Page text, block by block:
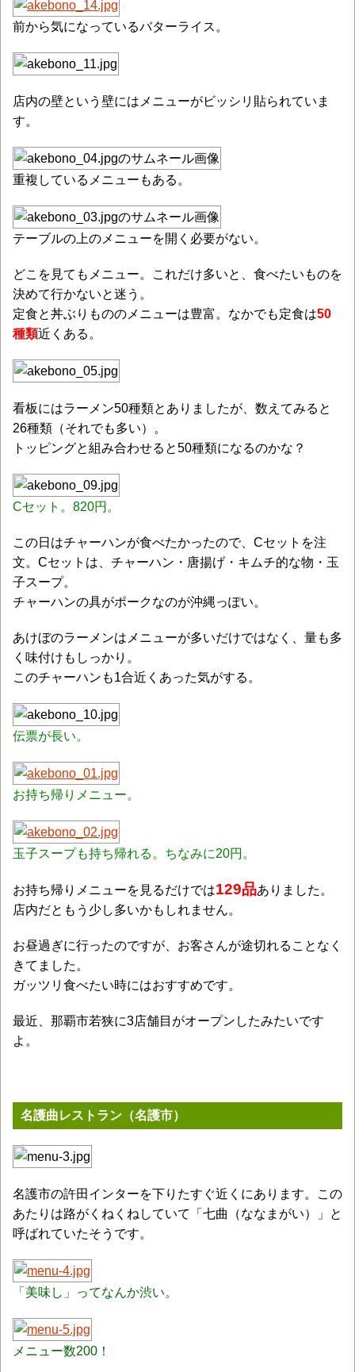
前から気になっているバターライス。
店内の壁という壁にはメニューがビッシリ貼られていま
す。
重複しているメニューもある。
テーブルの上のメニューを開く必要がない。
どこを見てもメニュー。これだけ多いと、食べたいものを
決めて行かないと迷う。
定食と丼ぶりもののメニューは豊富。なかでも定食は50
種類近くある。
看板にはラーメン50種類とありましたが、数えてみると
26種類（それでも多い）。
トッピングと組み合わせると50種類になるのかな？
Cセット。820円。
この日はチャーハンが食べたかったので、Cセットを注
文。Cセットは、チャーハン・唐揚げ・キムチ的な物・玉
子スープ。
チャーハンの具がポークなのが沖縄っぽい。
あけぼのラーメンはメニューが多いだけではなく、量も多
く味付けもしっかり。
このチャーハンも1合近くあった気がする。
伝票が長い。
お持ち帰りメニュー。
玉子スープも持ち帰れる。ちなみに20円。
お持ち帰りメニューを見るだけでは129品ありました。
店内だともう少し多いかもしれません。
お昼過ぎに行ったのですが、お客さんが途切れることなく
きてました。
ガッツリ食べたい時にはおすすめです。
最近、那覇市若狭に3店舗目がオープンしたみたいです
よ。
名護曲レストラン（名護市）
名護市の許田インターを下りたすぐ近くにあります。この
あたりは路がくねくねしていて「七曲（ななまがい）」と
呼ばれていたそうです。
「美味し」ってなんか渋い。
メニュー数200！